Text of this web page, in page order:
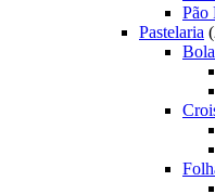
Pão
Pastelaria